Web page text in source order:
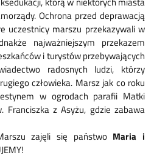
Ochrona przed deprawacją
uczestnicy marszu przekazywali w
najważniejszym przekazem
i turystów przebywających
radosnych ludzi, którzy
człowieka. Marsz jak co roku
w ogrodach parafii Matki
Franciszka z Asyżu, gdzie zabawa
zajęli się państwo Maria i